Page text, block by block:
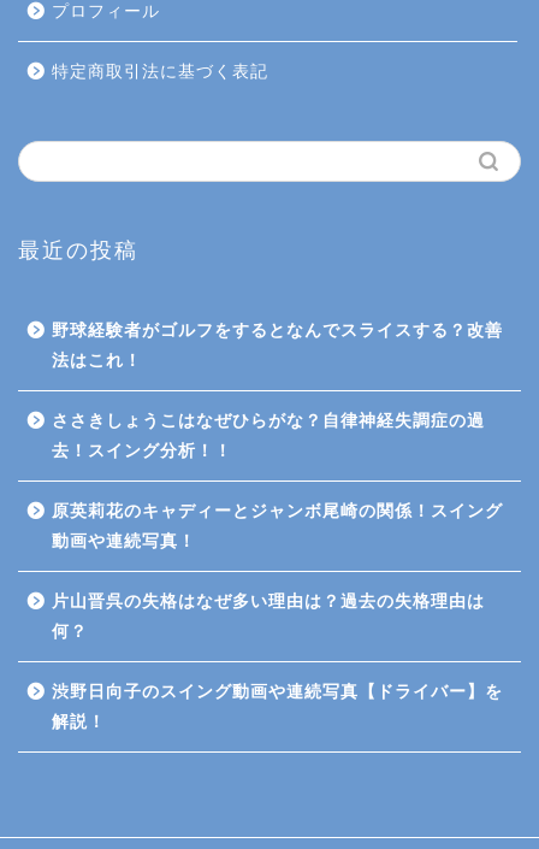
プロフィール
特定商取引法に基づく表記
最近の投稿
野球経験者がゴルフをするとなんでスライスする？改善
法はこれ！
ささきしょうこはなぜひらがな？自律神経失調症の過
去！スイング分析！！
原英莉花のキャディーとジャンボ尾崎の関係！スイング
動画や連続写真！
片山晋呉の失格はなぜ多い理由は？過去の失格理由は
何？
渋野日向子のスイング動画や連続写真【ドライバー】を
解説！